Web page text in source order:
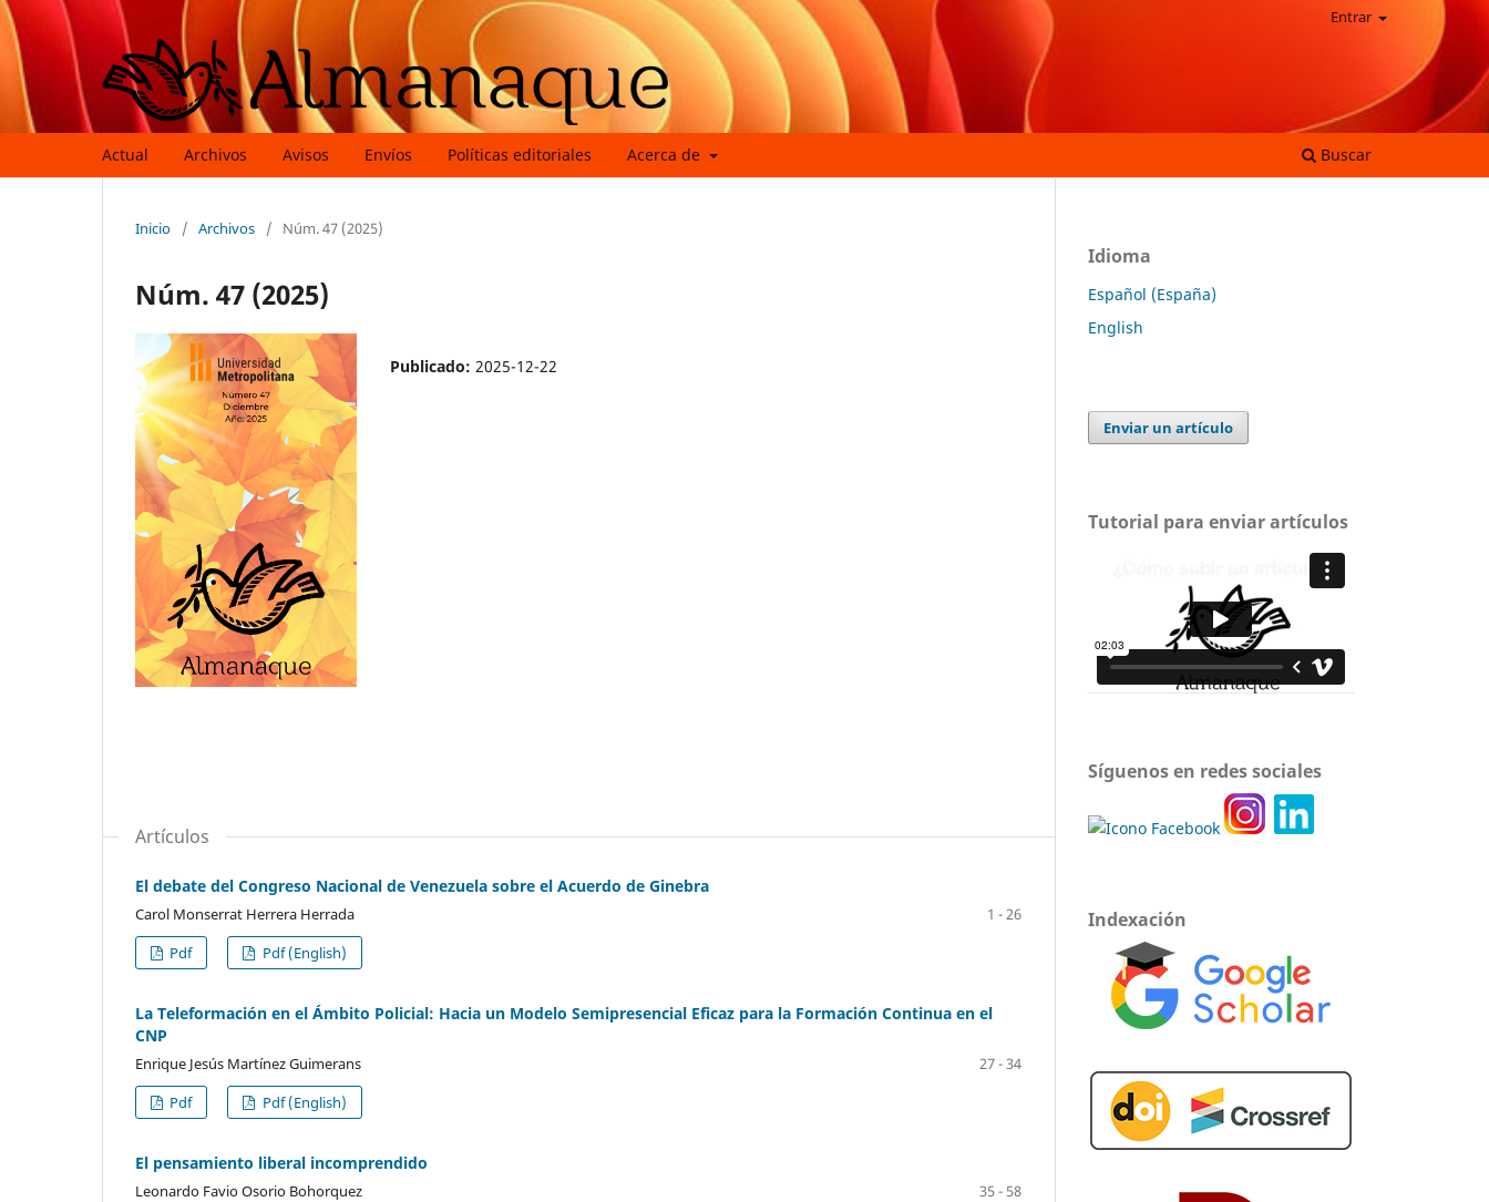
Actual Archivos Avisos Envíos Políticas editoriales Acerca de Buscar
Entrar
Inicio / Archivos / Núm. 47 (2025)
Núm. 47 (2025)
Publicado: 2025-12-22
Artículos
El debate del Congreso Nacional de Venezuela sobre el Acuerdo de Ginebra
Carol Monserrat Herrera Herrada
1 - 26
Pdf
Pdf (English)
La Teleformación en el Ámbito Policial: Hacia un Modelo Semipresencial Eficaz para la Formación Continua en el
CNP
Enrique Jesús Martínez Guimerans
27 - 34
Pdf
Pdf (English)
El pensamiento liberal incomprendido
Leonardo Favio Osorio Bohorquez
35 - 58
Idioma
Español (España)
English
Enviar un artículo
Tutorial para enviar artículos
Síguenos en redes sociales
Indexación